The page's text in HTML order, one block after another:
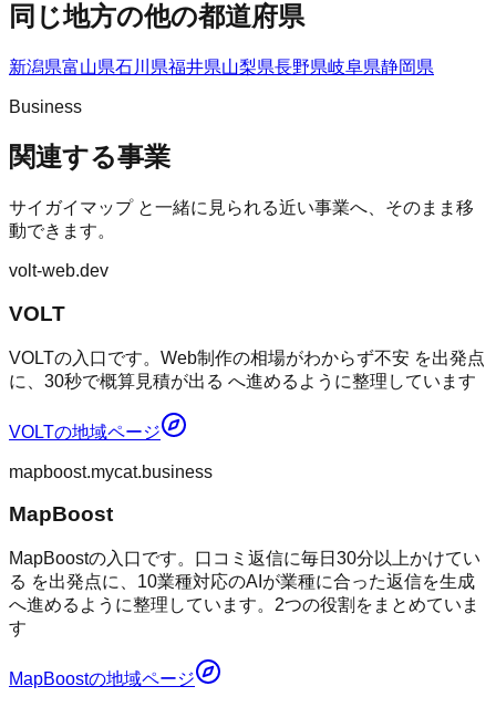
同じ地方の他の都道府県
新潟県富山県石川県福井県山梨県長野県岐阜県静岡県
Business
関連する事業
サイガイマップと一緒に見られる近い事業へ、そのまま移
動できます。
volt-web.dev
VOLT
VOLTの入口です。Web制作の相場がわからず不安 を出発点
に、30秒で概算見積が出る へ進めるように整理しています
VOLTの地域ページ
mapboost.mycat.business
MapBoost
MapBoostの入口です。口コミ返信に毎日30分以上かけてい
る を出発点に、10業種対応のAIが業種に合った返信を生成
へ進めるように整理しています。2つの役割をまとめていま
す
MapBoostの地域ページ